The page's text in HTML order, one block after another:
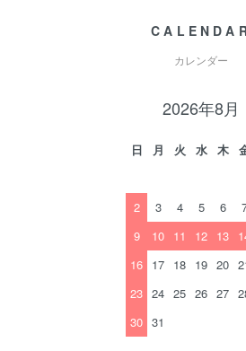
カレンダー
2026年8月
日 月 火 水 木
2
3 4 5 6
9
10 11 12 13
16 17 18 19 20
23 24 25 26 27
30 31